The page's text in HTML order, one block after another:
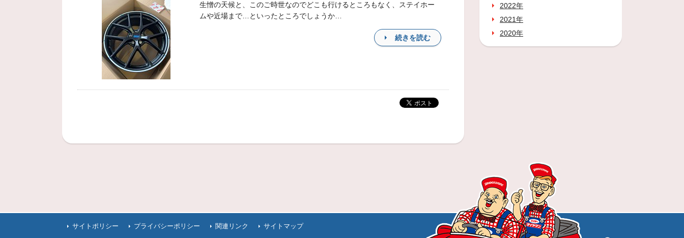
生憎の天候と、このご時世なのでどこも行けるところもなく、ステイホー
ムや近場まで…といったところでしょうか…
続きを読む
2022年
2021年
2020年
サイトポリシー プライバシーポリシー 関連リンク サイトマップ